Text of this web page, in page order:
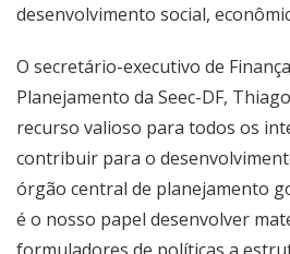
desenvolvimento social,
O secretário-executivo de
Planejamento da Seec-DF,
recurso valioso para todos os
contribuir para o
órgão central de planejamento
é o nosso papel desenvolver